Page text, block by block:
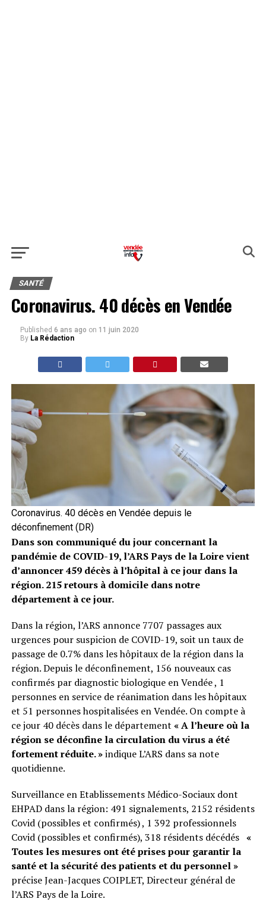
SANTÉ
Coronavirus. 40 décès en Vendée
Published 6 ans ago on 11 juin 2020
By La Rédaction
Coronavirus. 40 décès en Vendée depuis le
déconfinement (DR)
Dans son communiqué du jour concernant la
pandémie de COVID-19, l’ARS Pays de la Loire vient
d’annoncer 459 décès à l’hôpital à ce jour dans la
région. 215 retours à domicile dans notre
département à ce jour.
Dans la région, l’ARS annonce 7707 passages aux
urgences pour suspicion de COVID-19, soit un taux de
passage de 0.7% dans les hôpitaux de la région dans la
région. Depuis le déconfinement, 156 nouveaux cas
confirmés par diagnostic biologique en Vendée , 1
personnes en service de réanimation dans les hôpitaux
et 51 personnes hospitalisées en Vendée. On compte à
ce jour 40 décès dans le département « A l’heure où la
région se déconfine la circulation du virus a été
fortement réduite. »indique L’ARS dans sa note
quotidienne.
Surveillance en Etablissements Médico-Sociaux dont
EHPAD dans la région: 491 signalements, 2152 résidents
Covid (possibles et confirmés) , 1 392 professionnels
Covid (possibles et confirmés), 318 résidents décédés «
Toutes les mesures ont été prises pour garantir la
santé et la sécurité des patients et du personnel »
précise Jean-Jacques COIPLET, Directeur général de
l’ARS Pays de la Loire.